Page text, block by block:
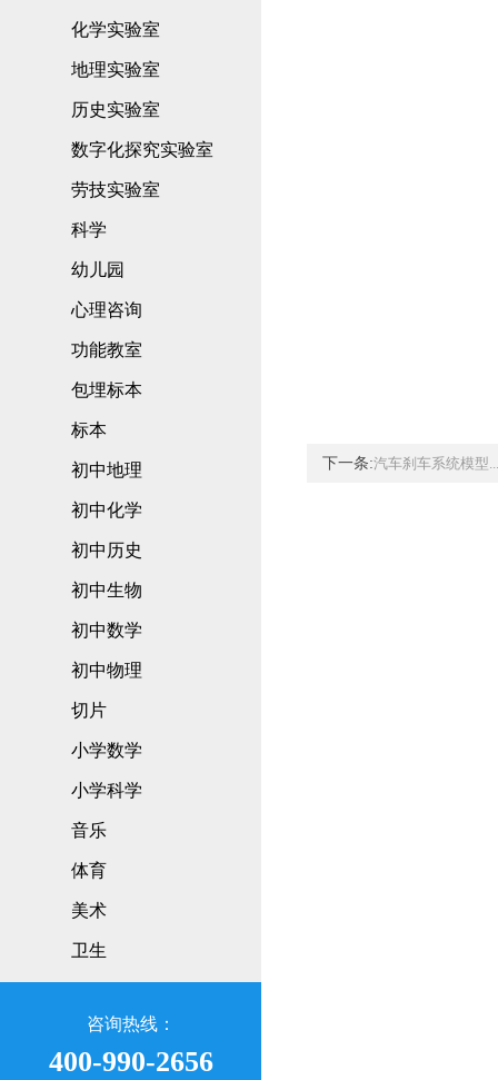
化学实验室
地理实验室
历史实验室
数字化探究实验室
劳技实验室
科学
幼儿园
心理咨询
功能教室
包埋标本
标本
初中地理
初中化学
初中历史
初中生物
初中数学
初中物理
切片
小学数学
小学科学
音乐
体育
美术
卫生
咨询热线：
400-990-2656
下一条:汽车刹车系统模型...